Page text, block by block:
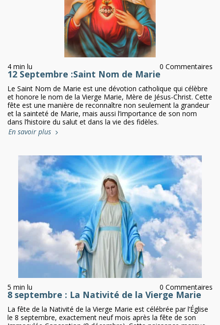
4 min lu 0 Commentaires
12 Septembre :Saint Nom de Marie
Le Saint Nom de Marie est une dévotion catholique qui célèbre
et honore le nom de la Vierge Marie, Mère de Jésus-Christ. Cette
fête est une manière de reconnaître non seulement la grandeur
et la sainteté de Marie, mais aussi l’importance de son nom
dans l’histoire du salut et dans la vie des fidèles.
En savoir plus
5 min lu 0 Commentaires
8 septembre : La Nativité de la Vierge Marie
La fête de la Nativité de la Vierge Marie est célébrée par l’Église
le 8 septembre, exactement neuf mois après la fête de son